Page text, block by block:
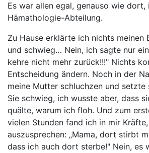
Es war allen egal, genauso wie dort,
Hämathologie-Abteilung.
Zu Hause erklärte ich nichts meinen
und schwieg… Nein, ich sagte nur
kehre nicht mehr zurück!!!" Nichts
Entscheidung ändern. Noch in der
meine Mutter schluchzen und setzte
Sie schwieg, ich wusste aber, dass
quälte, warum ich floh. Und zum
vielen Stunden fand ich in mir
auszusprechen: „Mama, dort stirbt
dass ich auch dort sterbe!" Nein, es